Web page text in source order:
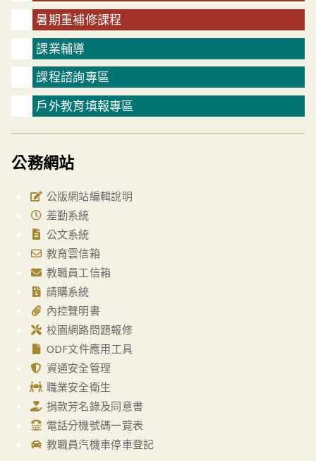
暑期重補修課程
課業輔導
課程諮詢專區
戶外教育填報專區
公務網站
公版網站編輯說明
差勤系統
公文系統
教育雲信箱
教職員工信箱
請購系統
內控聲明書
校園網路問題報修
ODF文件應用工具
資通安全管理
職業安全衛生
捐款芳名錄及同意書
電話分機號碼一覽表
教職員汽機車停車登記